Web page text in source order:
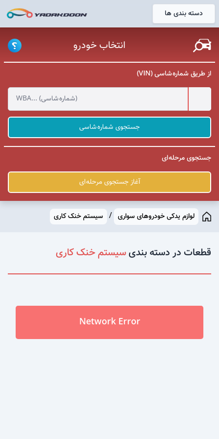
دسته بندی ها خانه
انتخاب خودرو
از طریق شماره شاسی (VIN)
جستجوی شماره شاسی
جستجوی مرحله ای
آغاز جستجوی مرحله ای
لوازم یدکی خودروهای سواری / سیستم خنک کاری
قطعات در دسته بندیسیستم خنک کاری
Network Error